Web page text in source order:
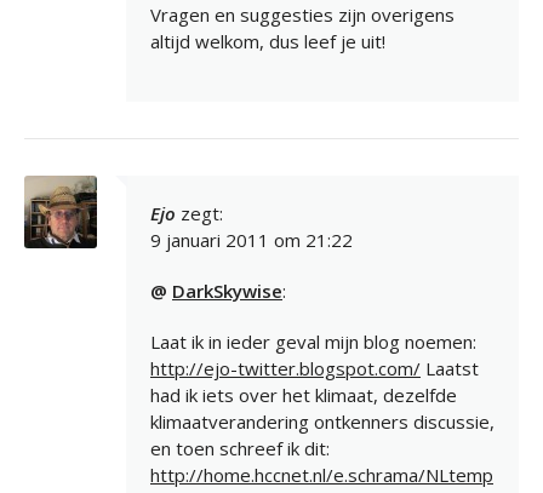
Vragen en suggesties zijn overigens
altijd welkom, dus leef je uit!
Ejo zegt:
9 januari 2011 om 21:22
@ DarkSkywise:
Laat ik in ieder geval mijn blog noemen:
http://ejo-twitter.blogspot.com/ Laatst
had ik iets over het klimaat, dezelfde
klimaatverandering ontkenners discussie,
en toen schreef ik dit:
http://home.hccnet.nl/e.schrama/NLtemp